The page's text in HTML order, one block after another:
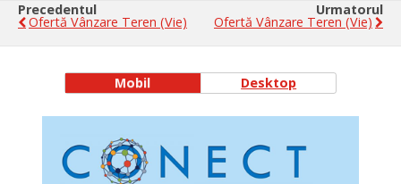
Precedentul
Ofertă Vânzare Teren (vie)
Urmatorul
Ofertă Vânzare Teren (vie)
Mobil Desktop